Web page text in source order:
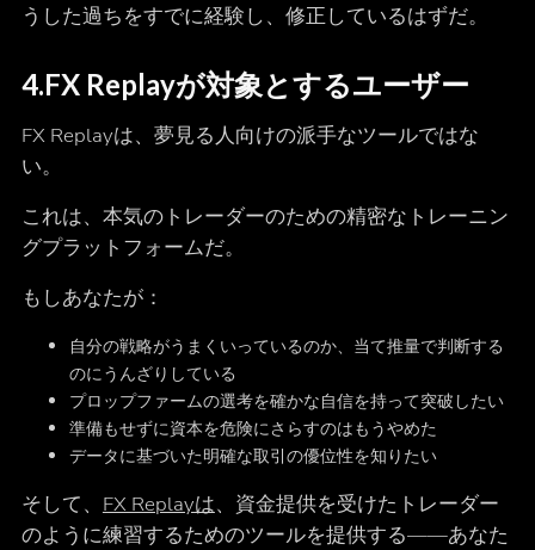
うした過ちをすでに経験し、修正しているはずだ。
4.FX Replayが対象とするユーザー
FX Replayは、夢見る人向けの派手なツールではな
い。
これは、本気のトレーダーのための精密なトレーニン
グプラットフォームだ。
もしあなたが：
自分の戦略がうまくいっているのか、当て推量で判断する
のにうんざりしている
プロップファームの選考を確かな自信を持って突破したい
準備もせずに資本を危険にさらすのはもうやめた
データに基づいた明確な取引の優位性を知りたい
そして、 FX Replayは、資金提供を受けたトレーダー
のように練習するためのツールを提供する――あなた